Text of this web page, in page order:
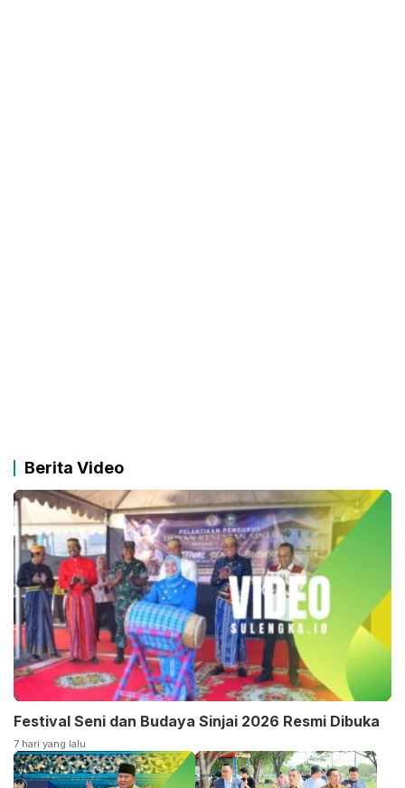
Berita Video
Festival Seni dan Budaya Sinjai 2026 Resmi Dibuka
7 hari yang lalu